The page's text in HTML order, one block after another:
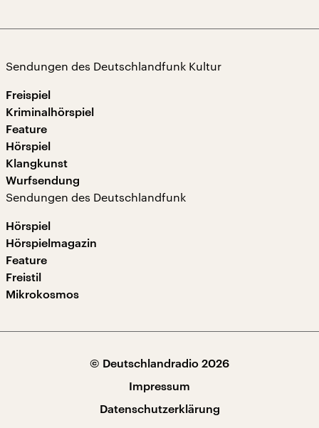
Sendungen des Deutschlandfunk Kultur
Freispiel
Kriminalhörspiel
Feature
Hörspiel
Klangkunst
Wurfsendung
Sendungen des Deutschlandfunk
Hörspiel
Hörspielmagazin
Feature
Freistil
Mikrokosmos
© Deutschlandradio 2026
Impressum
Datenschutzerklärung